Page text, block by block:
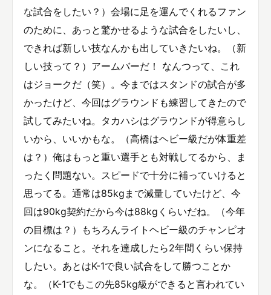
な試合をしたい？）会場に足を運んでくれるファン
のために、あっと驚かせるような試合をしたいし、
できれば新しい技なんかも出していきたいね。（新
しい技って？）アームバーだ！ なんつって、これ
はジョークだ（笑）。今まではスタンドの試合が多
かったけど、今回はグラウンドも練習してきたので
試してみたいね。タカハシはグラウンドが得意らし
いから、いいかもな。（高橋はヘビー級だが体重差
は？）俺はもっと重い選手とも対戦してるから、ま
ったく問題ない。スピードで十分に補っていけると
思ってる。通常は85kgまで減量していたけど、今
回は90kg契約だから今は88kgくらいだね。（今年
の目標は？）もちろんライトヘビー級のチャンピオ
ンになること。それを達成したら2年間くらい保持
したい。あとはK-1で良い試合をして勝つことか
な。（K-1でもこの先85kg級ができると言われてい